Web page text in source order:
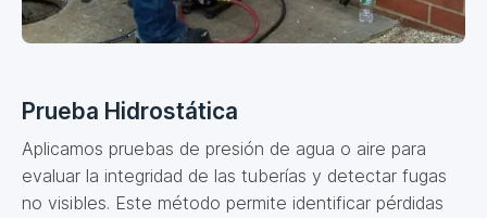
Prueba Hidrostática
Aplicamos pruebas de presión de agua o aire para
evaluar la integridad de las tuberías y detectar fugas
no visibles. Este método permite identificar pérdidas